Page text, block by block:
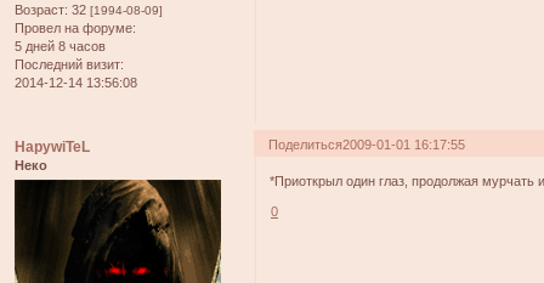
Возраст: 32 [1994-08-09]
Провел на форуме:
5 дней 8 часов
Последний визит:
2014-12-14 13:56:08
Поделиться2009-01-01 16:17:55
HapywiTeL
Неко
*Приоткрыл один глаз, продолжая мурчать
0